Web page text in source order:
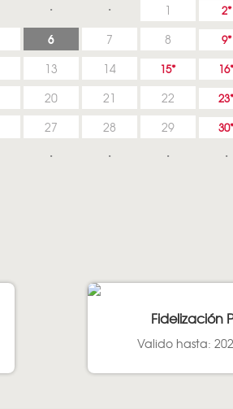
1 2
6 7 8 9
13 14 15 16
20 21 22 23
27 28 29 30
Fidelización
Valido hasta: